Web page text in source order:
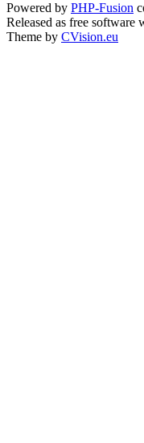
Powered by PHP-Fusion
Released as free software
Theme by CVision.eu